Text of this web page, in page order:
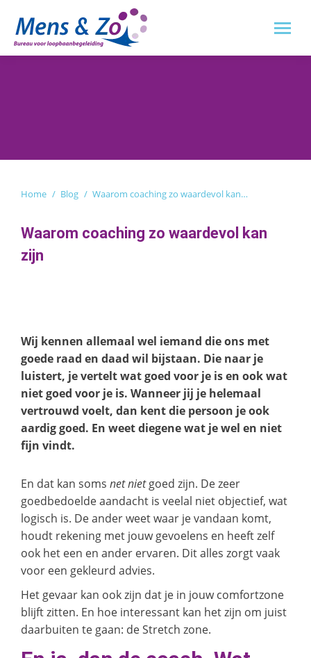
Home Blog Waarom coaching zo waardevol kan…
Waarom coaching zo waardevol kan
zijn
Wij kennen allemaal wel iemand die ons met
goede raad en daad wil bijstaan. Die naar je
luistert, je vertelt wat goed voor je is en ook wat
niet goed voor je is. Wanneer jij je helemaal
vertrouwd voelt, dan kent die persoon je ook
aardig goed. En weet diegene wat je wel en niet
fijn vindt.
En dat kan soms net nietgoed zijn. De zeer
goedbedoelde aandacht is veelal niet objectief, wat
logisch is. De ander weet waar je vandaan komt,
houdt rekening met jouw gevoelens en heeft zelf
ook het een en ander ervaren. Dit alles zorgt vaak
voor een gekleurd advies.
Het gevaar kan ook zijn dat je in jouw comfortzone
blijft zitten. En hoe interessant kan het zijn om juist
daarbuiten te gaan: de Stretch zone.